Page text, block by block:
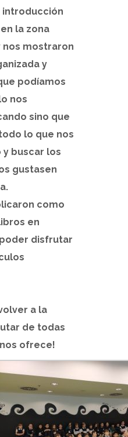
introducción
la zona
nos mostraron
y
podíamos
nos
sino que
lo que nos
y buscar los
gustasen
como
en
disfrutar
a la
de todas
ofrece!